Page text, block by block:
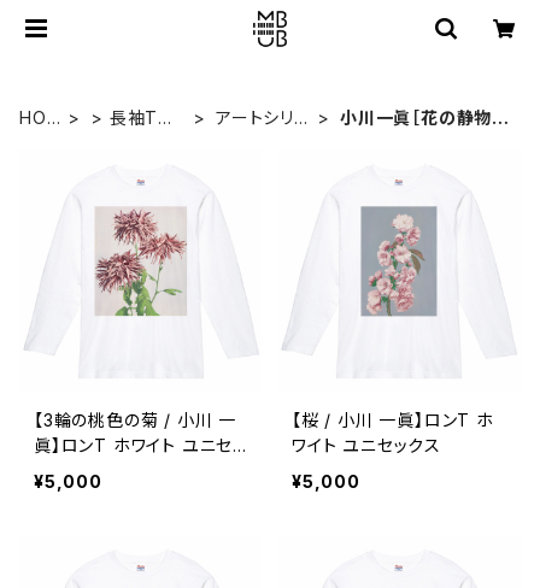
HOM
> 長袖Tシ
アートシリ
小川一眞［花の静物写
【3輪の桃色の菊 / 小川 一
眞】ロンT ホワイト ユニセッ
クス
¥5,000
【桜 / 小川 一眞】ロンT ホ
ワイト ユニセックス
¥5,000